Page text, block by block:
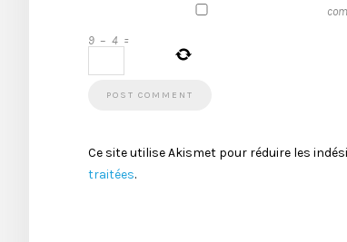
9 − 4 =
Ce site utilise Akismet pour réduire les
traitées.